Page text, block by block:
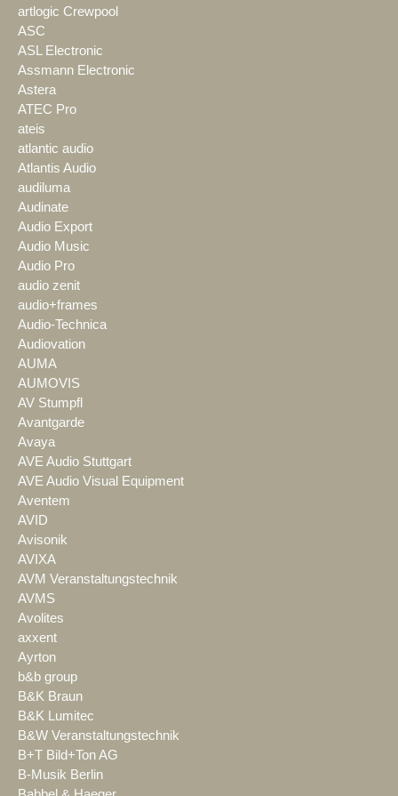
artlogic Crewpool
ASC
ASL Electronic
Assmann Electronic
Astera
ATEC Pro
ateis
atlantic audio
Atlantis Audio
audiluma
Audinate
Audio Export
Audio Music
Audio Pro
audio zenit
audio+frames
Audio-Technica
Audiovation
AUMA
AUMOVIS
AV Stumpfl
Avantgarde
Avaya
AVE Audio Stuttgart
AVE Audio Visual Equipment
Aventem
AVID
Avisonik
AVIXA
AVM Veranstaltungstechnik
AVMS
Avolites
axxent
Ayrton
b&b group
B&K Braun
B&K Lumitec
B&W Veranstaltungstechnik
B+T Bild+Ton AG
B-Musik Berlin